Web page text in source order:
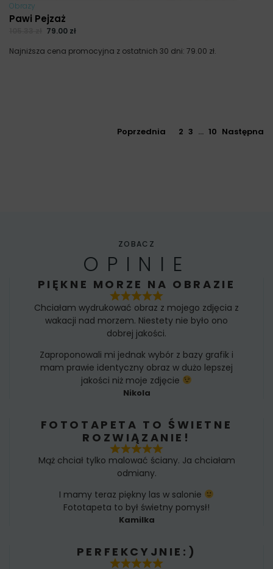
Obrazy
Pawi Pejzaż
79.00 zł
Najniższa cena promocyjna z ostatnich 30 dni: 79.00 zł.
Poprzednia 2 3 … 10 Następna
ZOBACZ
OPINIE
PIĘKNE MORZE NA OBRAZIE
Chciałam wydrukować obraz z mojego zdjęcia z
wakacji nad morzem. Niestety nie było ono
dobrej jakości.
Zaproponowali mi jednak wybór z bazy grafik i
mam prawie identyczny obraz w dużo lepszej
jakości niż moje zdjęcie
Nikola
FOTOTAPETA TO ŚWIETNE
ROZWIĄZANIE!
Mąż chciał tylko malować ściany. Ja chciałam
odmiany.
I mamy teraz piękny las w salonie
Fototapeta to był świetny pomysł!
Kamilka
PERFEKCYJNIE:)